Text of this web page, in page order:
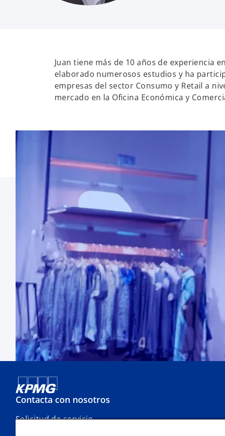
Juan tiene más de 10 años de experiencia
elaborado numerosos estudios y ha
empresas del sector Consumo y Retail a
mercado en la Oficina Económica y
Contacta con nosotros
Solicitud de servicio